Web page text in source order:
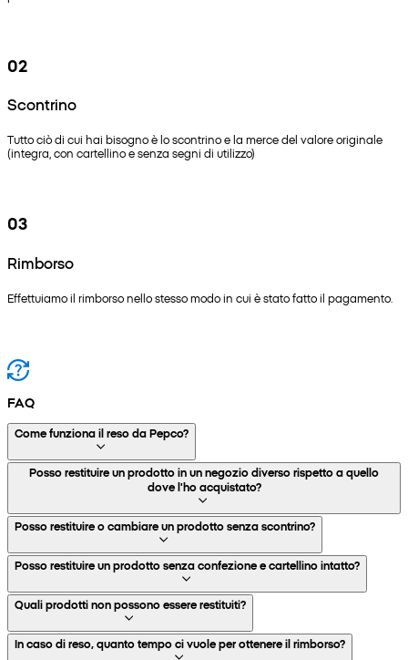
02
Scontrino
Tutto ciò di cui hai bisogno è lo scontrino e la merce del valore originale
(integra, con cartellino e senza segni di utilizzo)
03
Rimborso
Effettuiamo il rimborso nello stesso modo in cui è stato fatto il pagamento.
FAQ
Come funziona il reso da Pepco?
Posso restituire un prodotto in un negozio diverso rispetto a quello
dove l'ho acquistato?
Posso restituire o cambiare un prodotto senza scontrino?
Posso restituire un prodotto senza confezione e cartellino intatto?
Quali prodotti non possono essere restituiti?
In caso di reso, quanto tempo ci vuole per ottenere il rimborso?